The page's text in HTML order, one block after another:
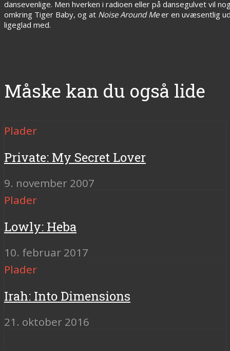
dansevenlige. Men hverken i radioen eller på dansegulvet vil
omkring Tiger Baby, og at Noise Around Meer en uvæsentlig
ligeglad med.
Måske kan du også lide
Plader
Private: My Secret Lover
9. november 2007
Plader
Lowly: Heba
10. februar 2017
Plader
Irah: Into Dimensions
21. oktober 2016